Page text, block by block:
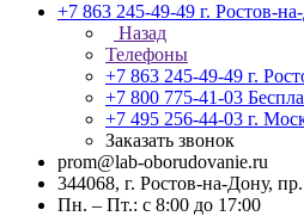
+7 863 245-49-49 г. Ростов-
Назад
Телефоны
+7 863 245-49-49 г.
+7 800 775-41-03
+7 495 256-44-03 г.
Заказать звонок
prom@lab-oborudovanie.ru
344068, г. Ростов-на-Дону,
Пн. – Пт.: с 8:00 до 17:00